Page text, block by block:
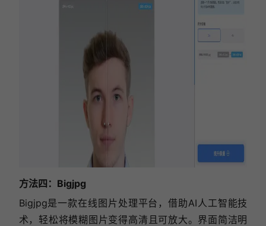
方法四：Bigjpg
Bigjpg是一款在线图片处理平台，借助AI人工智能技
术，轻松将模糊图片变得高清且可放大。界面简洁明